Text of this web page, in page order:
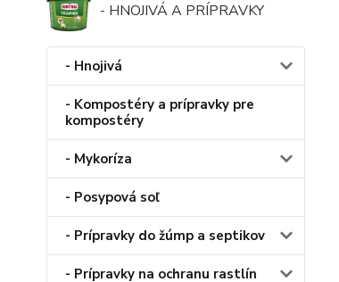
- HNOJIVÁ A PRÍPRAVKY
- Hnojivá
- Kompostéry a prípravky pre
kompostéry
- Mykoríza
- Posypová soľ
- Prípravky do žúmp a septikov
- Prípravky na ochranu rastlín